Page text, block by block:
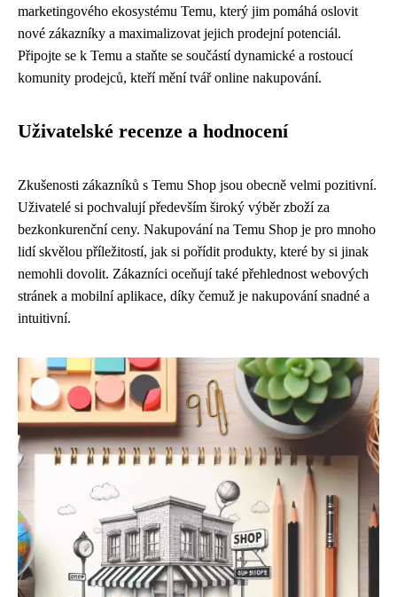
marketingového ekosystému Temu, který jim pomáhá oslovit
nové zákazníky a maximalizovat jejich prodejní potenciál.
Připojte se k Temu a staňte se součástí dynamické a rostoucí
komunity prodejců, kteří mění tvář online nakupování.
Uživatelské recenze a hodnocení
Zkušenosti zákazníků s Temu Shop jsou obecně velmi pozitivní.
Uživatelé si pochvalují především široký výběr zboží za
bezkonkurenční ceny. Nakupování na Temu Shop je pro mnoho
lidí skvělou příležitostí, jak si pořídit produkty, které by si jinak
nemohli dovolit. Zákazníci oceňují také přehlednost webových
stránek a mobilní aplikace, díky čemuž je nakupování snadné a
intuitivní.